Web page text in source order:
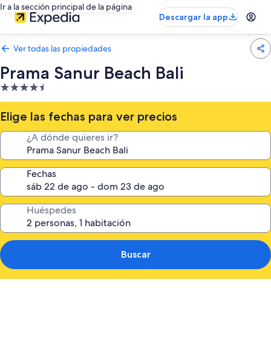
Ir a la sección principal de la página
Descargar la app
Ver todas las propiedades
Prama Sanur Beach Bali
Propiedad
de
4.5
estrellas
Elige las fechas para ver precios
¿A dónde quieres ir?
Fechas
Huéspedes
Buscar